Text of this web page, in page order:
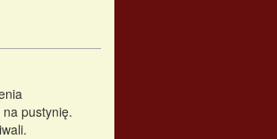
pustynię.